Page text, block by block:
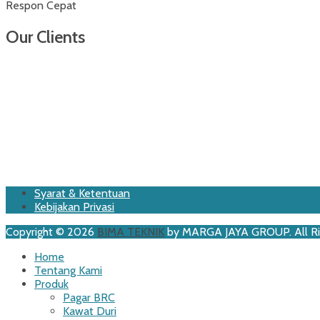
Respon Cepat
Our Clients
Footer
Menu
Skip
Syarat & Ketentuan
Kebijakan Privasi
Copyright © 2026 BIMA TEKNIK by MARGA JAYA GROUP. All
Home
Tentang Kami
Produk
Pagar BRC
Kawat Duri